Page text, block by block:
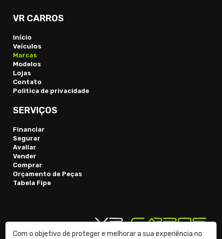
VR CARROS
Início
Veículos
Marcas
Modelos
Lojas
Contato
Politica de privacidade
SERVIÇOS
Financiar
Segurar
Avaliar
Vender
Comprar
Orçamento de Peças
Tabela Fipe
Com o objetivo de proteger e melhorar a sua experiência no